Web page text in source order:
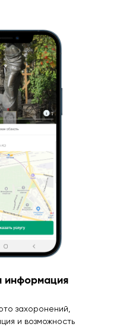
информация
захоронений,
и возможность